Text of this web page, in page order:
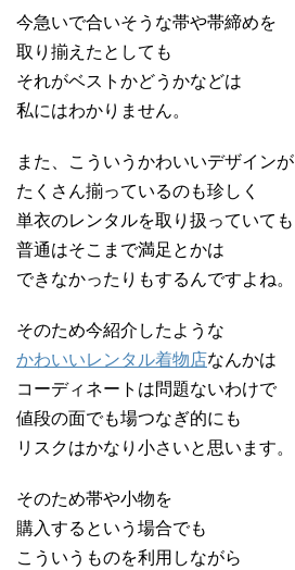
今急いで合いそうな帯や帯締めを
取り揃えたとしても
それがベストかどうかなどは
私にはわかりません。
また、こういうかわいいデザインが
たくさん揃っているのも珍しく
単衣のレンタルを取り扱っていても
普通はそこまで満足とかは
できなかったりもするんですよね。
そのため今紹介したような
かわいいレンタル着物店なんかは
コーディネートは問題ないわけで
値段の面でも場つなぎ的にも
リスクはかなり小さいと思います。
そのため帯や小物を
購入するという場合でも
こういうものを利用しながら